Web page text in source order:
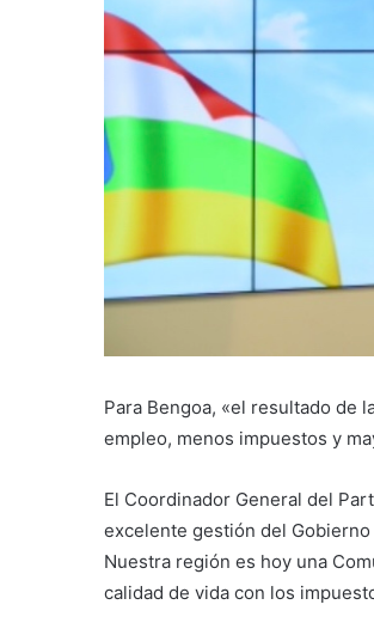
Para Bengoa, «el resultado de
empleo, menos impuestos y
El Coordinador General del
excelente gestión del
Nuestra región es hoy una
calidad de vida con los